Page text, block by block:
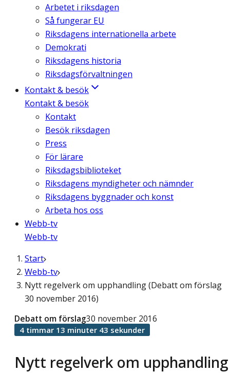
Arbetet i riksdagen
Så fungerar EU
Riksdagens internationella arbete
Demokrati
Riksdagens historia
Riksdagsförvaltningen
Kontakt & besök
Kontakt & besök
Kontakt
Besök riksdagen
Press
För lärare
Riksdagsbiblioteket
Riksdagens myndigheter och nämnder
Riksdagens byggnader och konst
Arbeta hos oss
Webb-tv
Webb-tv
Start
Webb-tv
Nytt regelverk om upphandling (Debatt om förslag
30 november 2016)
Nytt regelverk om upphandling
Debatt om förslag30 november 2016
4 timmar 13 minuter 43 sekunder